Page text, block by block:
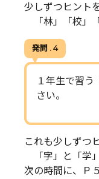
少しずつヒント
「林」「校」
発問 . 4
１年生で習う
さい。
これも少しずつ
「字」と「学」
次の時間に、Ｐ